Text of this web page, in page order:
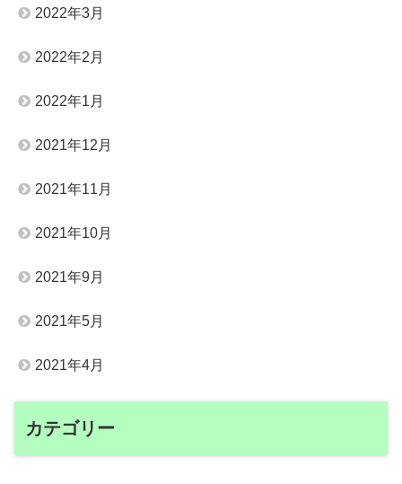
2022年3月
2022年2月
2022年1月
2021年12月
2021年11月
2021年10月
2021年9月
2021年5月
2021年4月
カテゴリー